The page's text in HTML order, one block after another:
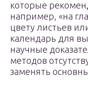
которые
например, «на
цвету листьев
календарь для
научные
методов
заменять